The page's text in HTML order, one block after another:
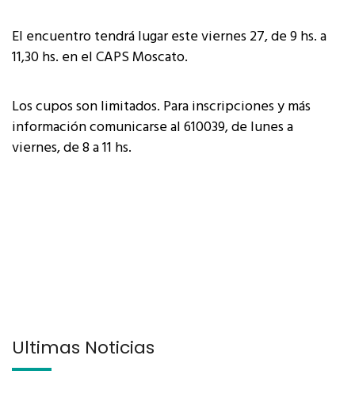
El encuentro tendrá lugar este viernes 27, de 9 hs. a
11,30 hs. en el CAPS Moscato.
Los cupos son limitados. Para inscripciones y más
información comunicarse al 610039, de lunes a
viernes, de 8 a 11 hs.
Últimas Noticias